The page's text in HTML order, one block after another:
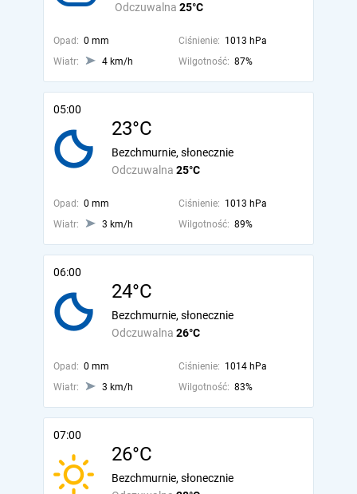
Odczuwalna 25°C
Opad: 0 mm Ciśnienie: 1013 hPa
Wiatr:
4 km/h Wilgotność: 87%
05:00
23°C
Odczuwalna 25°C
Bezchmurnie, słonecznie
Opad: 0 mm Ciśnienie: 1013 hPa
Wiatr:
3 km/h Wilgotność: 89%
06:00
24°C
Odczuwalna 26°C
Bezchmurnie, słonecznie
Opad: 0 mm Ciśnienie: 1014 hPa
Wiatr:
3 km/h Wilgotność: 83%
07:00
26°C
Bezchmurnie, słonecznie